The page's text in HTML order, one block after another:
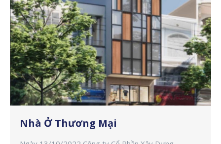
Nhà Ở Thương Mại